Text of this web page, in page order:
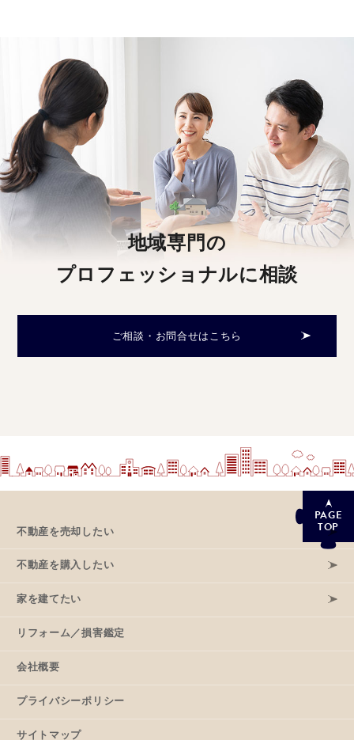
地域専門の
プロフェッショナルに相談
ご相談・お問合せはこちら
PAGE
TOP
不動産を売却したい
不動産を購入したい
家を建てたい
リフォーム／損害鑑定
会社概要
プライバシーポリシー
サイトマップ